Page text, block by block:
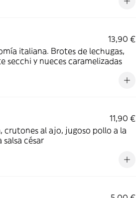
13,90 €
italiana. Brotes de lechugas,
secchi y nueces caramelizadas
11,90 €
crutones al ajo, jugoso pollo a la
césar